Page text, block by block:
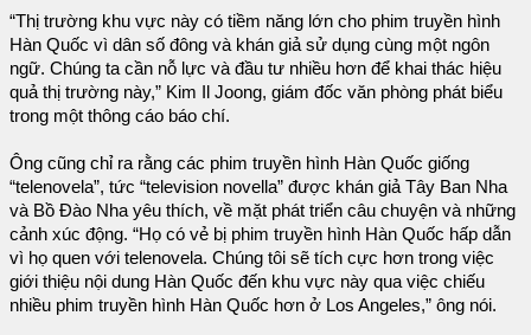
“Thị trường khu vực này có tiềm năng lớn cho phim truyền hình
Hàn Quốc vì dân số đông và khán giả sử dụng cùng một ngôn
ngữ. Chúng ta cần nỗ lực và đầu tư nhiều hơn để khai thác hiệu
quả thị trường này,” Kim Il Joong, giám đốc văn phòng phát biểu
trong một thông cáo báo chí.
Ông cũng chỉ ra rằng các phim truyền hình Hàn Quốc giống
“telenovela”, tức “television novella” được khán giả Tây Ban Nha
và Bồ Đào Nha yêu thích, về mặt phát triển câu chuyện và những
cảnh xúc động. “Họ có vẻ bị phim truyền hình Hàn Quốc hấp dẫn
vì họ quen với telenovela. Chúng tôi sẽ tích cực hơn trong việc
giới thiệu nội dung Hàn Quốc đến khu vực này qua việc chiếu
nhiều phim truyền hình Hàn Quốc hơn ở Los Angeles,” ông nói.